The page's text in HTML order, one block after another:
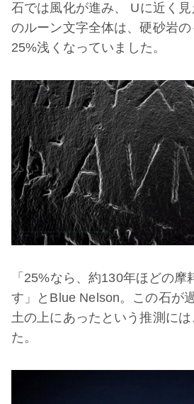
石では風化が進み、 Uに近く
のルーン文字全体は、硬砂岩
25%浅くなっていました。
「25%なら、約130年ほどの摩
す」とBlue Nelson。この石が
土の上にあったという推測に
た。